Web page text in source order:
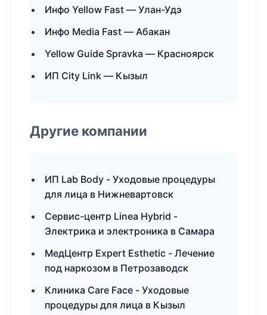
Инфо Yellow Fast — Улан-Удэ
Инфо Media Fast — Абакан
Yellow Guide Spravka — Красноярск
ИП City Link — Кызыл
Другие компании
ИП Lab Body - Уходовые процедуры
для лица в Нижневартовск
Сервис-центр Linea Hybrid -
Электрика и электроника в Самара
МедЦентр Expert Esthetic - Лечение
под наркозом в Петрозаводск
Клиника Care Face - Уходовые
процедуры для лица в Кызыл